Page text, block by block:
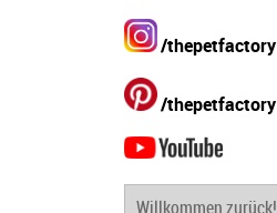
/thepetfactory
/thepetfactory
Willkommen zurück!